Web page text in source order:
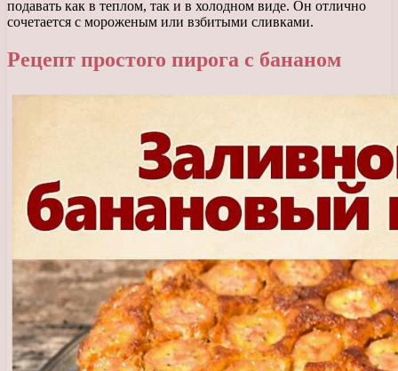
подавать как в теплом, так и в холодном виде. Он отлично
сочетается с мороженым или взбитыми сливками.
Рецепт простого пирога с бананом